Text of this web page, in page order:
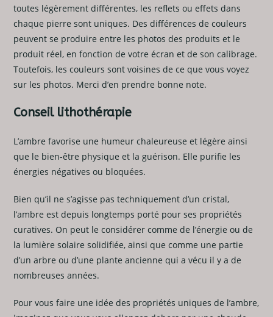
toutes légèrement différentes, les reflets ou effets dans
chaque pierre sont uniques. Des différences de couleurs
peuvent se produire entre les photos des produits et le
produit réel, en fonction de votre écran et de son calibrage.
Toutefois, les couleurs sont voisines de ce que vous voyez
sur les photos. Merci d’en prendre bonne note.
Conseil lithothérapie
L’ambre favorise une humeur chaleureuse et légère ainsi
que le bien-être physique et la guérison. Elle purifie les
énergies négatives ou bloquées.
Bien qu’il ne s’agisse pas techniquement d’un cristal,
l’ambre est depuis longtemps porté pour ses propriétés
curatives. On peut le considérer comme de l’énergie ou de
la lumière solaire solidifiée, ainsi que comme une partie
d’un arbre ou d’une plante ancienne qui a vécu il y a de
nombreuses années.
Pour vous faire une idée des propriétés uniques de l’ambre,